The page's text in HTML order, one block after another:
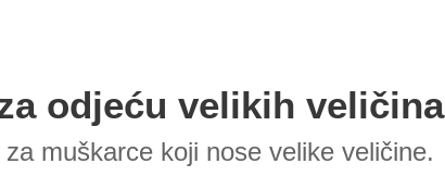
odjeću velikih veličina
muškarce koji nose velike veličine.